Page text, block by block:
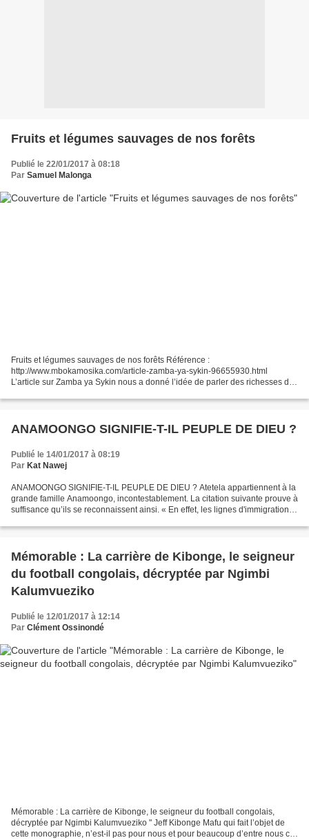
Fruits et légumes sauvages de nos forêts
Publié le 22/01/2017 à 08:18
Par Samuel Malonga
Fruits et légumes sauvages de nos forêts Référence :
http://www.mbokamosika.com/article-zamba-ya-sykin-96655930.html
L’article sur Zamba ya Sykin nous a donné l’idée de parler des richesses de
ANAMOONGO SIGNIFIE-T-IL PEUPLE DE DIEU ?
Publié le 14/01/2017 à 08:19
Par Kat Nawej
ANAMOONGO SIGNIFIE-T-IL PEUPLE DE DIEU ? Atetela appartiennent à la
grande famille Anamoongo, incontestablement. La citation suivante prouve à
suffisance qu’ils se reconnaissent ainsi. « En effet, les lignes d'immigration
Mémorable : La carrière de Kibonge, le seigneur
du football congolais, décryptée par Ngimbi
Kalumvueziko
Publié le 12/01/2017 à 12:14
Par Clément Ossinondé
Mémorable : La carrière de Kibonge, le seigneur du football congolais,
décryptée par Ngimbi Kalumvueziko " Jeff Kibonge Mafu qui fait l’objet de
cette monographie, n’est-il pas pour nous et pour beaucoup d’entre nous ce